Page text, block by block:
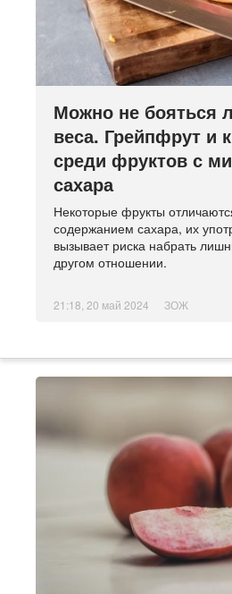
Можно не бояться
веса. Грейпфрут и
среди фруктов с
сахара
Некоторые фрукты
содержанием сахара, их
вызывает риска набрать
другом отношении.
21:18, 20 май 2024 ЗОЖ